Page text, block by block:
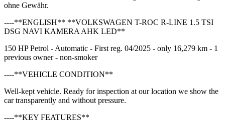
ohne Gewähr.
----**ENGLISH** **VOLKSWAGEN T-ROC R-LINE 1.5 TSI
DSG NAVI KAMERA AHK LED**
150 HP Petrol - Automatic - First reg. 04/2025 - only 16,279 km - 1
previous owner - non-smoker
----**VEHICLE CONDITION**
Well-kept vehicle. Ready for inspection at our location we show the
car transparently and without pressure.
----**KEY FEATURES**